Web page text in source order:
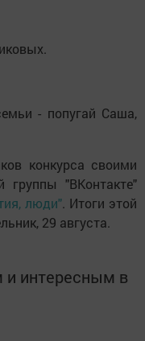
- попугай Саша,
конкурса своими
"ВКонтакте"
люди". Итоги этой
29 августа.
интересным в